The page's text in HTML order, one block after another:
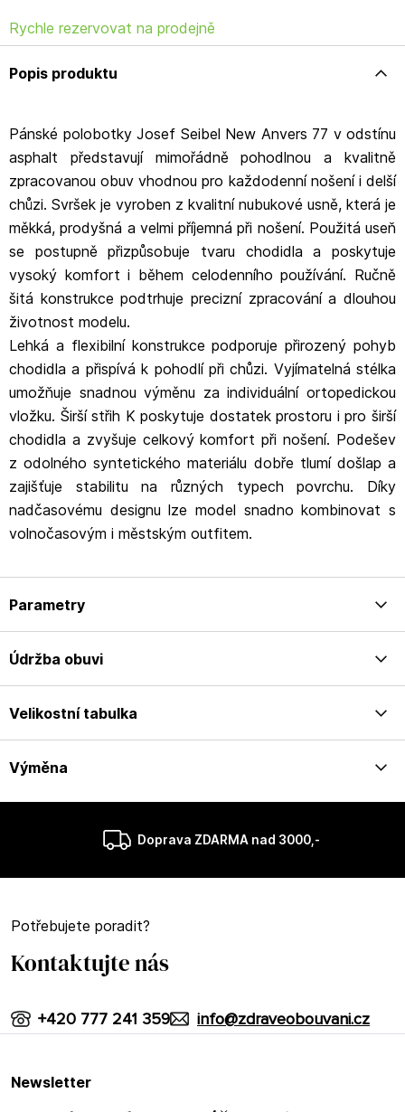
Rychle rezervovat na prodejně
Popis produktu
Pánské polobotky Josef Seibel New Anvers 77 v odstínu
asphalt představují mimořádně pohodlnou a kvalitně
zpracovanou obuv vhodnou pro každodenní nošení i delší
chůzi. Svršek je vyroben z kvalitní nubukové usně, která je
měkká, prodyšná a velmi příjemná při nošení. Použitá useň
se postupně přizpůsobuje tvaru chodidla a poskytuje
vysoký komfort i během celodenního používání. Ručně
šitá konstrukce podtrhuje precizní zpracování a dlouhou
životnost modelu.
Lehká a flexibilní konstrukce podporuje přirozený pohyb
chodidla a přispívá k pohodlí při chůzi. Vyjímatelná stélka
umožňuje snadnou výměnu za individuální ortopedickou
vložku. Širší střih K poskytuje dostatek prostoru i pro širší
chodidla a zvyšuje celkový komfort při nošení. Podešev
z odolného syntetického materiálu dobře tlumí došlap a
zajišťuje stabilitu na různých typech povrchu. Díky
nadčasovému designu lze model snadno kombinovat s
volnočasovým i městským outfitem.
Parametry
Údržba obuvi
Velikostní tabulka
Výměna
Doprava ZDARMA nad 3000,-
Potřebujete poradit?
Kontaktujte nás
info@zdraveobouvani.cz
+420 777 241 359
newsletter